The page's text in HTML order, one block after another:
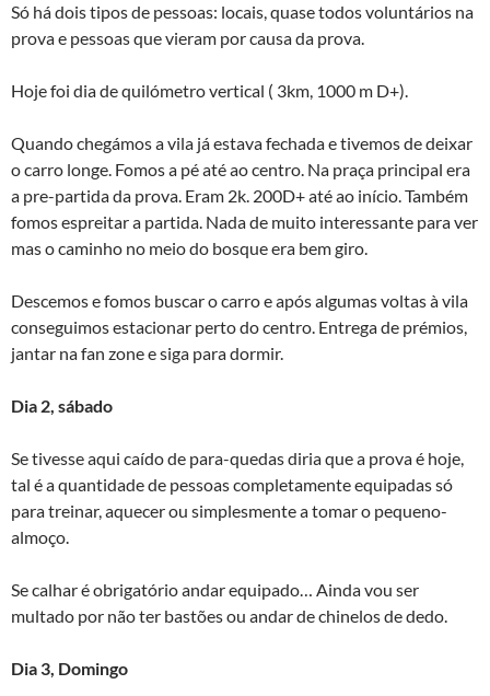
Só há dois tipos de pessoas: locais, quase todos voluntários na
prova e pessoas que vieram por causa da prova.
Hoje foi dia de quilómetro vertical ( 3km, 1000 m D+).
Quando chegámos a vila já estava fechada e tivemos de deixar
o carro longe. Fomos a pé até ao centro. Na praça principal era
a pre-partida da prova. Eram 2k. 200D+ até ao início. Também
fomos espreitar a partida. Nada de muito interessante para ver
mas o caminho no meio do bosque era bem giro.
Descemos e fomos buscar o carro e após algumas voltas à vila
conseguimos estacionar perto do centro. Entrega de prémios,
jantar na fan zone e siga para dormir.
Dia 2, sábado
Se tivesse aqui caído de para-quedas diria que a prova é hoje,
tal é a quantidade de pessoas completamente equipadas só
para treinar, aquecer ou simplesmente a tomar o pequeno-
almoço.
Se calhar é obrigatório andar equipado… Ainda vou ser
multado por não ter bastões ou andar de chinelos de dedo.
Dia 3, Domingo